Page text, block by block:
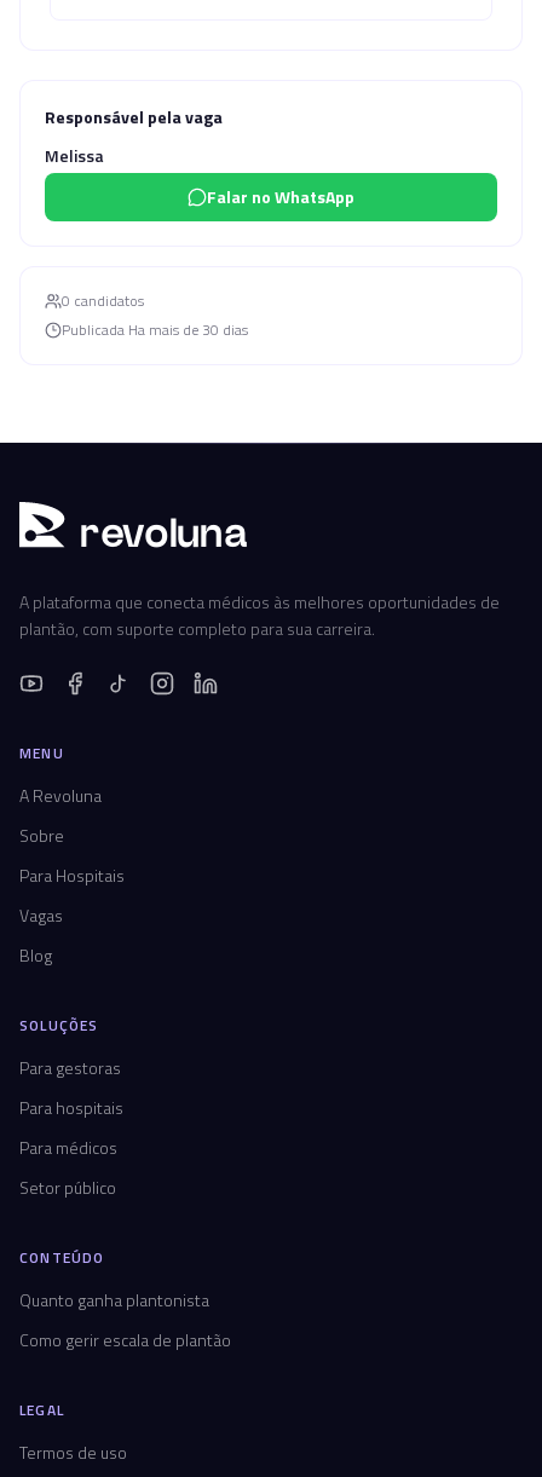
Responsável pela vaga
Melissa
Falar no WhatsApp
0 candidatos
Publicada Ha mais de 30 dias
revoluna
A plataforma que conecta médicos às melhores oportunidades de
plantão, com suporte completo para sua carreira.
MENU
A Revoluna
Sobre
Para Hospitais
Vagas
Blog
SOLUÇÕES
Para gestoras
Para hospitais
Para médicos
Setor público
CONTEÚDO
Quanto ganha plantonista
Como gerir escala de plantão
LEGAL
Termos de uso